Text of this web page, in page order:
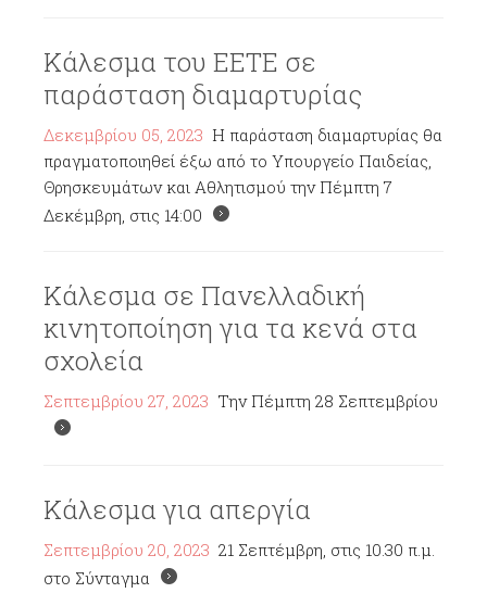
Κάλεσμα του ΕΕΤΕ σε
παράσταση διαμαρτυρίας
Δεκεμβρίου 05, 2023 Η παράσταση διαμαρτυρίας θα
πραγματοποιηθεί έξω από το Υπουργείο Παιδείας,
Θρησκευμάτων και Αθλητισμού την Πέμπτη 7
Δεκέμβρη, στις 14:00
Κάλεσμα σε Πανελλαδική
κινητοποίηση για τα κενά στα
σχολεία
Σεπτεμβρίου 27, 2023 Την Πέμπτη 28 Σεπτεμβρίου
Κάλεσμα για απεργία
Σεπτεμβρίου 20, 2023 21 Σεπτέμβρη, στις 10.30 π.μ.
στο Σύνταγμα